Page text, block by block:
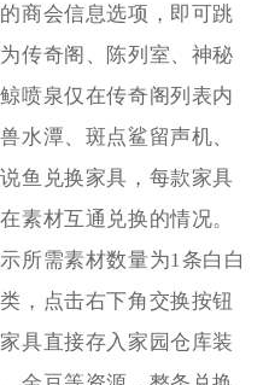
商会信息选项，即可跳
传奇阁、陈列室、神秘
喷泉仅在传奇阁列表内
水潭、斑点鲨留声机、
鱼兑换家具，每款家具
素材互通兑换的情况。
所需素材数量为1条白白
，点击右下角交换按钮
具直接存入家园仓库装